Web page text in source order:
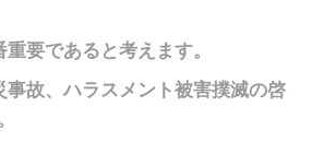
要であると考えます。
故、ハラスメント被害撲滅の啓
行います。